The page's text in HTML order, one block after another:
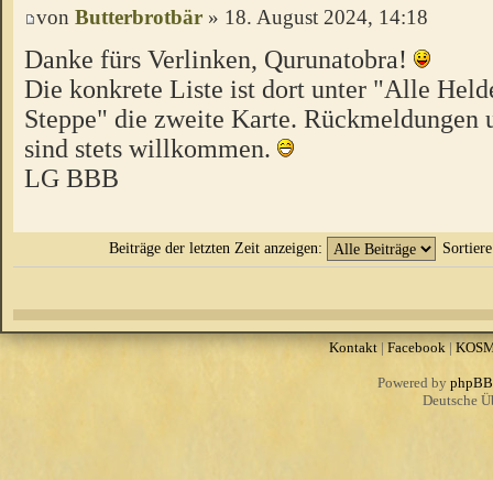
von Butterbrotbär » 18. August 2024, 14:18
Danke fürs Verlinken, Qurunatobra!
Die konkrete Liste ist dort unter "Alle
Steppe" die zweite Karte. Rückmeldungen
sind stets willkommen.
LG BBB
Beiträge der letzten Zeit anzeigen:
Kontakt|Facebook|
Powered by phpBB
Deutsche